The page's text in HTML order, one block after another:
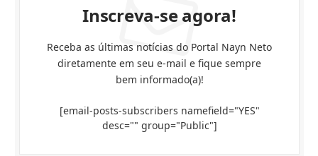
Inscreva-se agora!
Receba as últimas notícias do Portal Nayn Neto
diretamente em seu e-mail e fique sempre
bem informado(a)!
[email-posts-subscribers namefield="YES"
desc="" group="Public"]